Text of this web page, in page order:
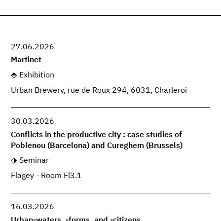
27.06.2026
Martinet
Exhibition
Urban Brewery, rue de Roux 294, 6031, Charleroi
30.03.2026
Conflicts in the productive city : case studies of
Poblenou (Barcelona) and Cureghem (Brussels)
Seminar
Flagey - Room Fl3.1
16.03.2026